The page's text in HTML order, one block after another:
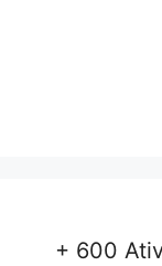
+ 600